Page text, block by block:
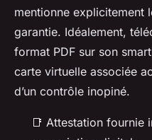
mentionne explicitement
garantie. Idéalement,
format PDF sur son
carte virtuelle associée
d’un contrôle inopiné.
📑 Attestation fournie